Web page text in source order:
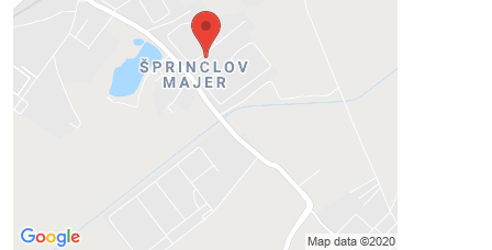
Prajete si načítať externý obsah?
Povoliť tentokrát
Povoliť a zapamätať - súhlas s druhom
cookie: Funkčné
Otvoriť obsah v novom okne